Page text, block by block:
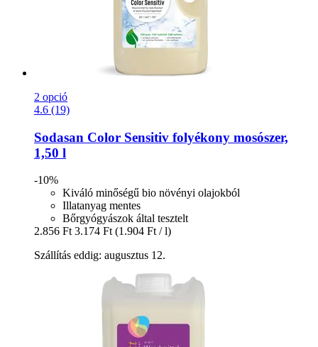
2 opció
4.6 (19)
Sodasan Color Sensitiv folyékony mosószer,
1,50 l
-10%
Kiváló minőségű bio növényi olajokból
Illatanyag mentes
Bőrgyógyászok által tesztelt
2.856 Ft 3.174 Ft (1.904 Ft / l)
Szállítás eddig: augusztus 12.